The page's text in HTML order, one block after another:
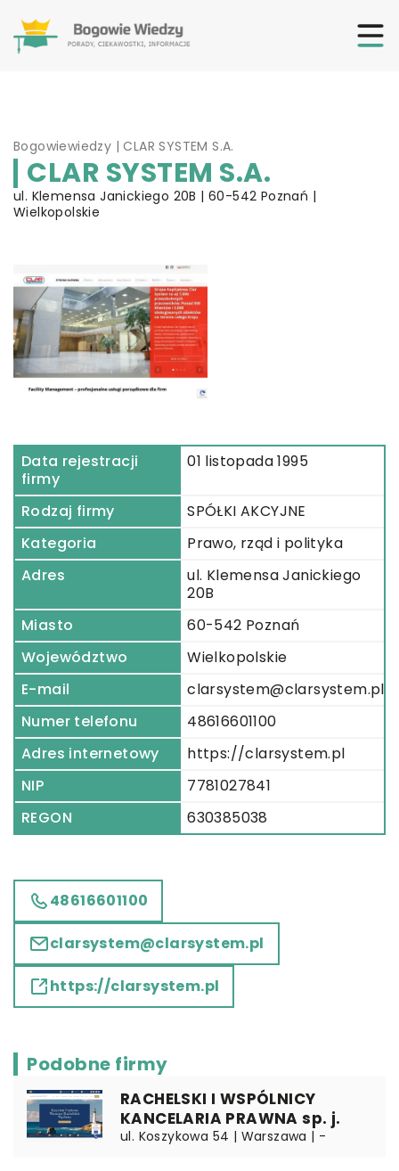
Bogowiewiedzy |CLAR SYSTEM S.A.
CLAR SYSTEM S.A.
ul. Klemensa Janickiego 20B | 60-542 Poznań |
Wielkopolskie
Data rejestracji
firmy
01 listopada 1995
Rodzaj firmy
SPÓŁKI AKCYJNE
Kategoria
Prawo, rząd i polityka
Adres
ul. Klemensa Janickiego
20B
Miasto
60-542 Poznań
Województwo
Wielkopolskie
E-mail
clarsystem@clarsystem.pl
Numer telefonu
48616601100
Adres internetowy
https://clarsystem.pl
NIP
7781027841
REGON
630385038
48616601100
clarsystem@clarsystem.pl
https://clarsystem.pl
Podobne firmy
RACHELSKI I WSPÓLNICY
KANCELARIA PRAWNA sp. j.
ul. Koszykowa 54 | Warszawa | -